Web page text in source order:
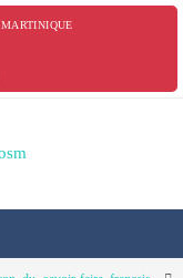
MARTINIQUE